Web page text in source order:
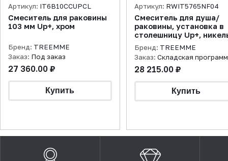
Артикул: IT6B10CCUPCL
Смеситель для раковины
103 мм Up+, хром
Бренд: TREEMME
Заказ: Под заказ
27 360.00 ₽
Артикул: RWIT5765NF04
Смеситель для душа/
раковины, установка в
столешницу Up+,
брашированный
Бренд: TREEMME
Заказ: Складская
28 215.00 ₽